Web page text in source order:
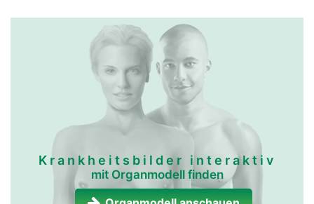
Krankheitsbilder interaktiv
mit Organmodell finden